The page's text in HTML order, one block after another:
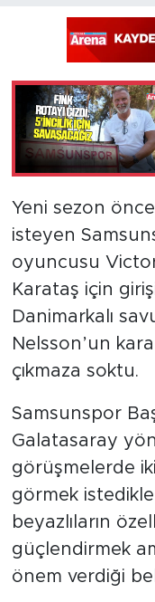
Yeni sezon
isteyen
oyuncusu
Karataş için
Danimarkalı
Nelsson’un
çıkmaza soktu.
Samsunspor
Galatasaray
görüşmelerde
görmek
beyazlıların
güçlendirmek
önem verdiği